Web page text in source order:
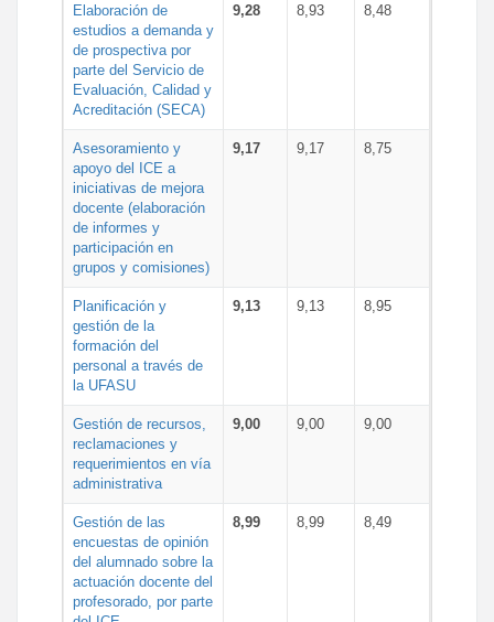
Elaboración de
estudios a demanda y
de prospectiva por
parte del Servicio de
Evaluación, Calidad y
Acreditación (SECA)
9,28 8,93 8,48
Asesoramiento y
apoyo del ICE a
iniciativas de mejora
docente (elaboración
de informes y
participación en
grupos y comisiones)
9,17 9,17 8,75
Planificación y
gestión de la
formación del
personal a través de
la UFASU
9,13 9,13 8,95
Gestión de recursos,
reclamaciones y
requerimientos en vía
administrativa
9,00 9,00 9,00
Gestión de las
encuestas de opinión
del alumnado sobre la
actuación docente del
profesorado, por parte
8,99 8,99 8,49